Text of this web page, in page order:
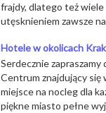
frajdy, dlatego też
utęsknieniem zawsze
Hotele w okolicach
Serdecznie
Centrum znajdujący się
miejsce na nocleg dla
piękne miasto pełne